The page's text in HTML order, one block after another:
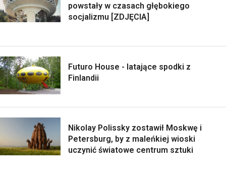
powstały w czasach głębokiego
socjalizmu [ZDJĘCIA]
Futuro House - latające spodki z
Finlandii
Nikolay Polissky zostawił Moskwę i
Petersburg, by z maleńkiej wioski
uczynić światowe centrum sztuki